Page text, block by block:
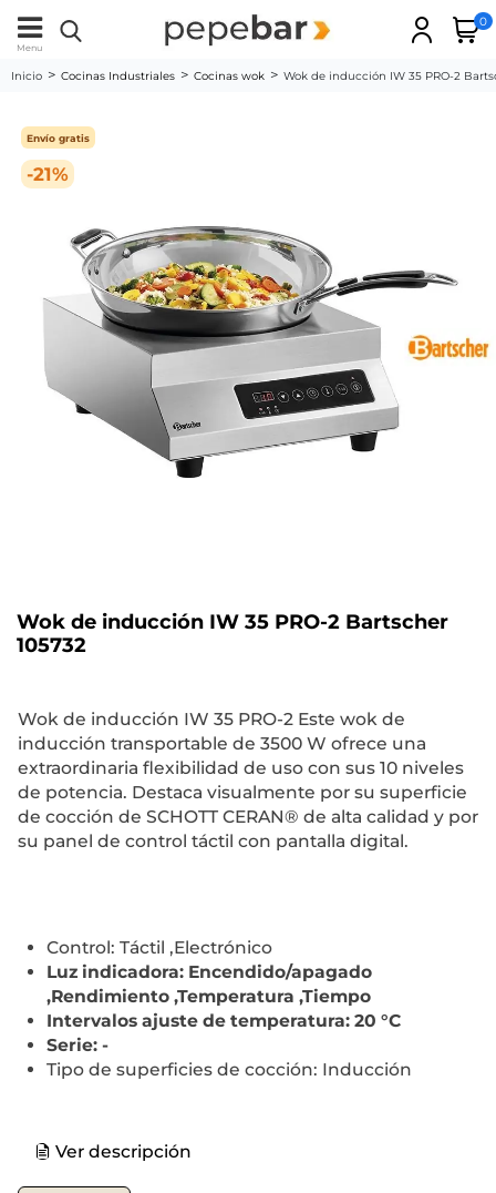
Menu
0
Inicio Cocinas Industriales Cocinas wok Wok de inducción IW 35 PRO-2
-21%
Envío gratis
Wok de inducción IW 35 PRO-2 Bartscher
105732
Wok de inducción IW 35 PRO-2 Este wok de
inducción transportable de 3500 W ofrece una
extraordinaria flexibilidad de uso con sus 10 niveles
de potencia. Destaca visualmente por su superficie
de cocción de SCHOTT CERAN® de alta calidad y por
su panel de control táctil con pantalla digital.
Control: Táctil ,Electrónico
Luz indicadora: Encendido/apagado
,Rendimiento ,Temperatura ,Tiempo
Intervalos ajuste de temperatura: 20 °C
Serie: -
Tipo de superficies de cocción: Inducción
Ver descripción